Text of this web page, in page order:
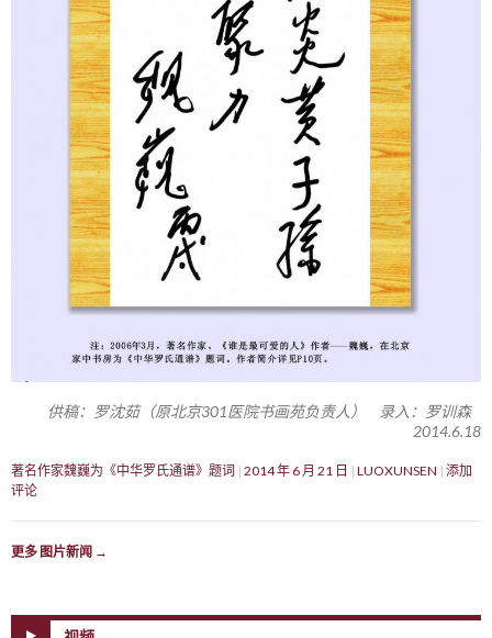
供稿：罗沈茹（原北京301医院书画苑负责人） 录入：罗训森
2014.6.18
著名作家魏巍为《中华罗氏通谱》题词 2014 年 6 月 21 日 LUOXUNSEN 添加
评论
更多 图片新闻 →